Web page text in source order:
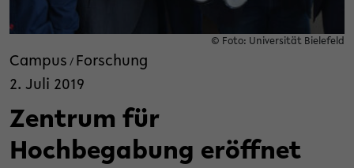
© Foto: Universität Bielefeld
Campus / Forschung
2. Juli 2019
Zentrum für
Hochbegabung eröffnet